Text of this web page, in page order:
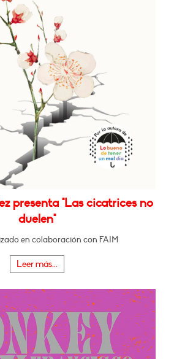
presenta "Las cicatrices no
duelen"
en colaboración con FAIM
Leer más...